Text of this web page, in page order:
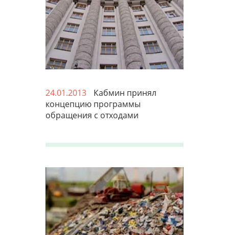
24.01.2013
Кабмин принял
концепцию программы
обращения с отходами